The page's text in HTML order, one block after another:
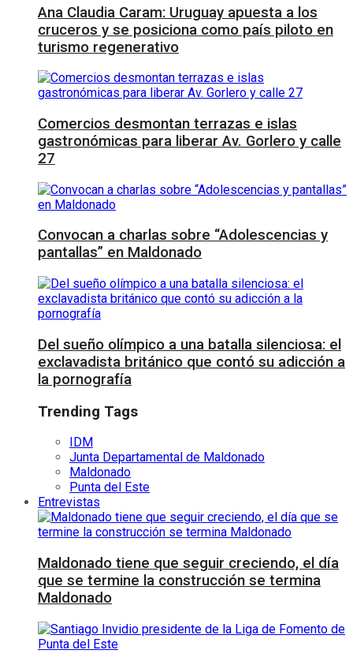
Ana Claudia Caram: Uruguay apuesta a los
cruceros y se posiciona como país piloto en
turismo regenerativo
Comercios desmontan terrazas e islas
gastronómicas para liberar Av. Gorlero y calle
27
Convocan a charlas sobre “Adolescencias y
pantallas” en Maldonado
Del sueño olímpico a una batalla silenciosa: el
exclavadista británico que contó su adicción a
la pornografía
Trending Tags
IDM
Junta Departamental de Maldonado
Maldonado
Punta del Este
Entrevistas
Maldonado tiene que seguir creciendo, el día
que se termine la construcción se termina
Maldonado